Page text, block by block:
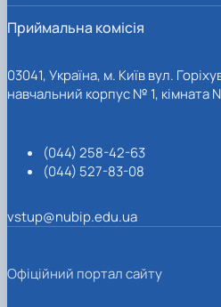
Приймальна комісія
03041, Україна, м. Київ вул.
навчальний корпус № 1, кімната
(044) 258-42-63
(044) 527-83-08
vstup@nubip.edu.ua
Офіційний портал сайту